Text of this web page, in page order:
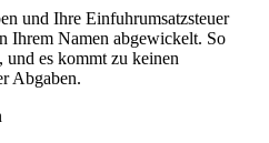
und Ihre Einfuhrumsatzsteuer
Ihrem Namen abgewickelt. So
und es kommt zu keinen
Abgaben.